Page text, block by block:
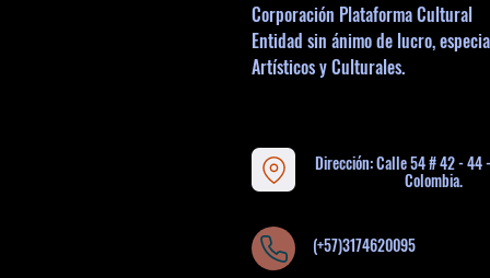
Corporación Plataforma Cultural
Entidad sin ánimo de lucro,
Artísticos y Culturales.
Dirección: Calle 54 # 42 -
Colombia.
(+57)3174620095